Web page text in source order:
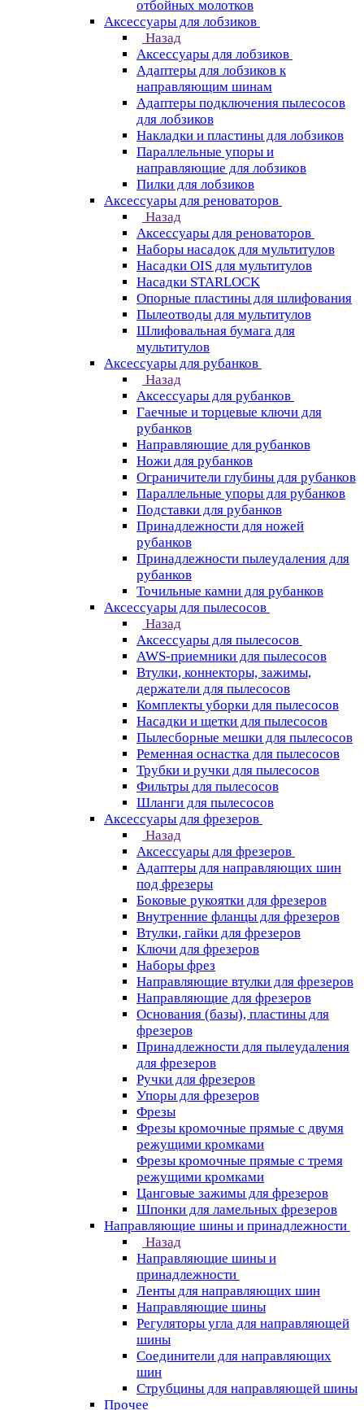
отбойных молотков
Аксессуары для лобзиков
Назад
Аксессуары для лобзиков
Адаптеры для лобзиков к
направляющим шинам
Адаптеры подключения пылесосов
для лобзиков
Накладки и пластины для лобзиков
Параллельные упоры и
направляющие для лобзиков
Пилки для лобзиков
Аксессуары для реноваторов
Назад
Аксессуары для реноваторов
Наборы насадок для мультитулов
Насадки OIS для мультитулов
Насадки STARLOCK
Опорные пластины для шлифования
Пылеотводы для мультитулов
Шлифовальная бумага для
мультитулов
Аксессуары для рубанков
Назад
Аксессуары для рубанков
Гаечные и торцевые ключи для
рубанков
Направляющие для рубанков
Ножи для рубанков
Ограничители глубины для рубанков
Параллельные упоры для рубанков
Подставки для рубанков
Принадлежности для ножей
рубанков
Принадлежности пылеудаления для
рубанков
Точильные камни для рубанков
Аксессуары для пылесосов
Назад
Аксессуары для пылесосов
AWS-приемники для пылесосов
Втулки, коннекторы, зажимы,
держатели для пылесосов
Комплекты уборки для пылесосов
Насадки и щетки для пылесосов
Пылесборные мешки для пылесосов
Ременная оснастка для пылесосов
Трубки и ручки для пылесосов
Фильтры для пылесосов
Шланги для пылесосов
Аксессуары для фрезеров
Назад
Аксессуары для фрезеров
Адаптеры для направляющих шин
под фрезеры
Боковые рукоятки для фрезеров
Внутренние фланцы для фрезеров
Втулки, гайки для фрезеров
Ключи для фрезеров
Наборы фрез
Направляющие втулки для фрезеров
Направляющие для фрезеров
Основания (базы), пластины для
фрезеров
Принадлежности для пылеудаления
для фрезеров
Ручки для фрезеров
Упоры для фрезеров
Фрезы
Фрезы кромочные прямые с двумя
режущими кромками
Фрезы кромочные прямые с тремя
режущими кромками
Цанговые зажимы для фрезеров
Шпонки для ламельных фрезеров
Направляющие шины и принадлежности
Назад
Направляющие шины и
принадлежности
Ленты для направляющих шин
Направляющие шины
Регуляторы угла для направляющей
шины
Соединители для направляющих
шин
Струбцины для направляющей шины
Прочее